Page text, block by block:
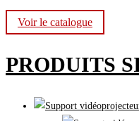
Voir le catalogue
PRODUITS